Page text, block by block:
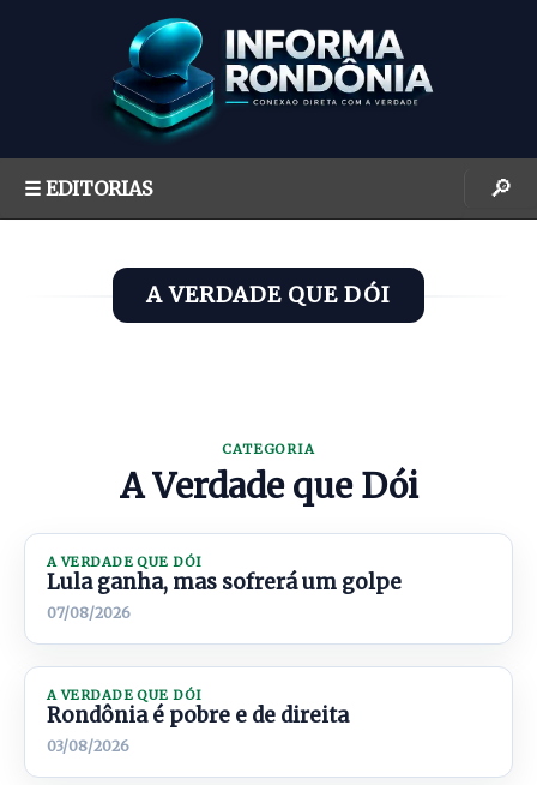
☰ EDITORIAS 🔎
A VERDADE QUE DÓI
CATEGORIA
A Verdade que Dói
A VERDADE QUE DÓI
Lula ganha, mas sofrerá um golpe
07/08/2026
A VERDADE QUE DÓI
Rondônia é pobre e de direita
03/08/2026